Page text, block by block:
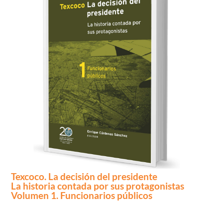
Texcoco. La decisión del presidente
La historia contada por sus protagonistas
Volumen 1. Funcionarios públicos